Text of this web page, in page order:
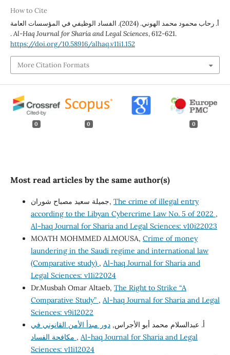
How to Cite
أ. رحاب محمود محمد الهوني. (2024). الفساد الوظيفي في المؤسسات العامة
.Al-Haq Journal for Sharia and Legal Sciences, 612-621.
https://doi.org/10.58916/alhaq.v11i1.152
More Citation Formats
0 0 0
Most read articles by the same author(s)
جميلة سعيد مصباح شوران, The crime of illegal entry
according to the Libyan Cybercrime Law No. 5 of 2022 ,
Al-haq Journal for Sharia and Legal Sciences: v10i22023
MOATH MOHMMED ALMOUSA, Crime of money
laundering in the Saudi regime and international law
(Comparative study) , Al-haq Journal for Sharia and
Legal Sciences: v11i22024
Dr.Musbah Omar Altaeb, The Right to Strike “A
Comparative Study” , Al-haq Journal for Sharia and Legal
Sciences: v9i12022
أ. عبدالسلام محمد أبو الأجراس,دور مبدأ الأمن القانوني في
, Al-haq Journal for Sharia and Legal
Sciences: v11i12024